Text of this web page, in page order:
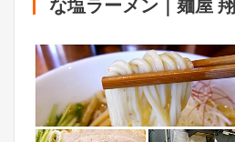
な塩ラーメン｜麺屋 翔